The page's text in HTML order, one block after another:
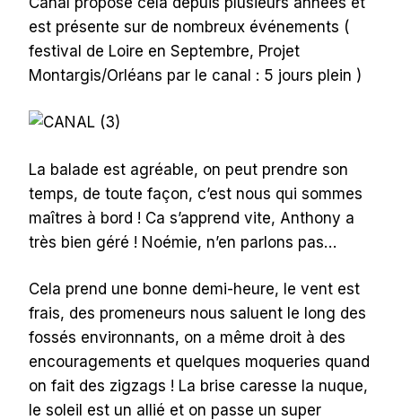
est présente sur de nombreux événements (
festival de Loire en Septembre, Projet
Montargis/Orléans par le canal : 5 jours plein )
La balade est agréable, on peut prendre son
temps, de toute façon, c’est nous qui sommes
maîtres à bord ! Ca s’apprend vite, Anthony a
très bien géré ! Noémie, n’en parlons pas…
Cela prend une bonne demi-heure, le vent est
frais, des promeneurs nous saluent le long des
fossés environnants, on a même droit à des
encouragements et quelques moqueries quand
on fait des zigzags ! La brise caresse la nuque,
le soleil est un allié et on passe un super